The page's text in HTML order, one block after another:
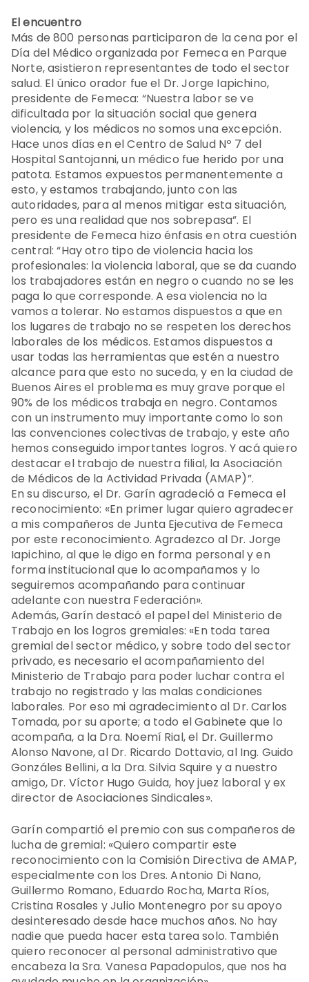
El encuentro
Más de 800 personas participaron de la cena por el
Día del Médico organizada por Femeca en Parque
Norte, asistieron representantes de todo el sector
salud. El único orador fue el Dr. Jorge Iapichino,
presidente de Femeca: “Nuestra labor se ve
dificultada por la situación social que genera
violencia, y los médicos no somos una excepción.
Hace unos días en el Centro de Salud Nº 7 del
Hospital Santojanni, un médico fue herido por una
patota. Estamos expuestos permanentemente a
esto, y estamos trabajando, junto con las
autoridades, para al menos mitigar esta situación,
pero es una realidad que nos sobrepasa”. El
presidente de Femeca hizo énfasis en otra cuestión
central: “Hay otro tipo de violencia hacia los
profesionales: la violencia laboral, que se da cuando
los trabajadores están en negro o cuando no se les
paga lo que corresponde. A esa violencia no la
vamos a tolerar. No estamos dispuestos a que en
los lugares de trabajo no se respeten los derechos
laborales de los médicos. Estamos dispuestos a
usar todas las herramientas que estén a nuestro
alcance para que esto no suceda, y en la ciudad de
Buenos Aires el problema es muy grave porque el
90% de los médicos trabaja en negro. Contamos
con un instrumento muy importante como lo son
las convenciones colectivas de trabajo, y este año
hemos conseguido importantes logros. Y acá quiero
destacar el trabajo de nuestra filial, la Asociación
de Médicos de la Actividad Privada (AMAP)”.
En su discurso, el Dr. Garín agradeció a Femeca el
reconocimiento: «En primer lugar quiero agradecer
a mis compañeros de Junta Ejecutiva de Femeca
por este reconocimiento. Agradezco al Dr. Jorge
Iapichino, al que le digo en forma personal y en
forma institucional que lo acompañamos y lo
seguiremos acompañando para continuar
adelante con nuestra Federación».
Además, Garín destacó el papel del Ministerio de
Trabajo en los logros gremiales: «En toda tarea
gremial del sector médico, y sobre todo del sector
privado, es necesario el acompañamiento del
Ministerio de Trabajo para poder luchar contra el
trabajo no registrado y las malas condiciones
laborales. Por eso mi agradecimiento al Dr. Carlos
Tomada, por su aporte; a todo el Gabinete que lo
acompaña, a la Dra. Noemí Rial, el Dr. Guillermo
Alonso Navone, al Dr. Ricardo Dottavio, al Ing. Guido
Gonzáles Bellini, a la Dra. Silvia Squire y a nuestro
amigo, Dr. Víctor Hugo Guida, hoy juez laboral y ex
director de Asociaciones Sindicales».
Garín compartió el premio con sus compañeros de
lucha de gremial: «Quiero compartir este
reconocimiento con la Comisión Directiva de AMAP,
especialmente con los Dres. Antonio Di Nano,
Guillermo Romano, Eduardo Rocha, Marta Ríos,
Cristina Rosales y Julio Montenegro por su apoyo
desinteresado desde hace muchos años. No hay
nadie que pueda hacer esta tarea solo. También
quiero reconocer al personal administrativo que
encabeza la Sra. Vanesa Papadopulos, que nos ha